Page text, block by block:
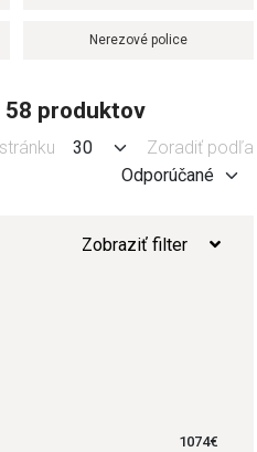
Nerezové police
58 produktov
Zoradiť podľa
Zobraziť filter
1074€